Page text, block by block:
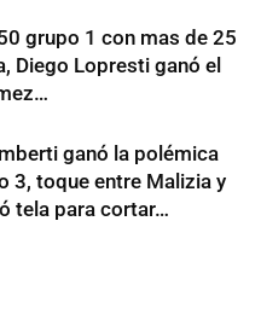
grupo 1 con mas de 25
Diego Lopresti ganó el
ganó la polémica
3, toque entre Malizia y
tela para cortar…